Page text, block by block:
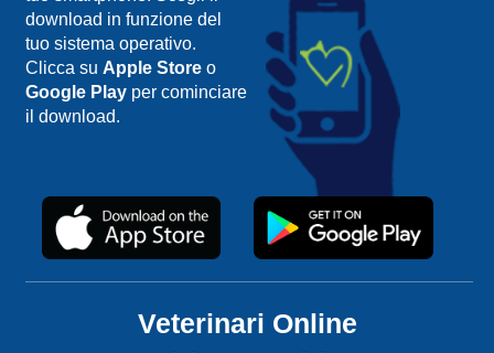
download in funzione del
tuo sistema operativo.
Clicca su Apple Storeo
Google Playper cominciare
il download.
Veterinari Online